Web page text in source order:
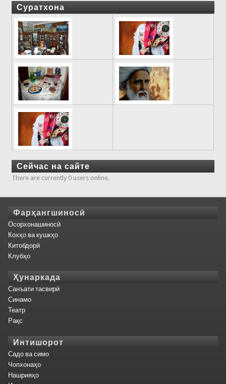
Суратхона
Сейчас на сайте
There are currently 0 users online.
Фарҳангшиносӣ
Осорхонашиносӣ
Кохҳо ва кушкҳо
Китобдорӣ
Клубҳо
Ҳунаркада
Санъати тасвирӣ
Синамо
Театр
Рақс
Интишорот
Садо ва симо
Чопхонаҳо
Нашрияҳо